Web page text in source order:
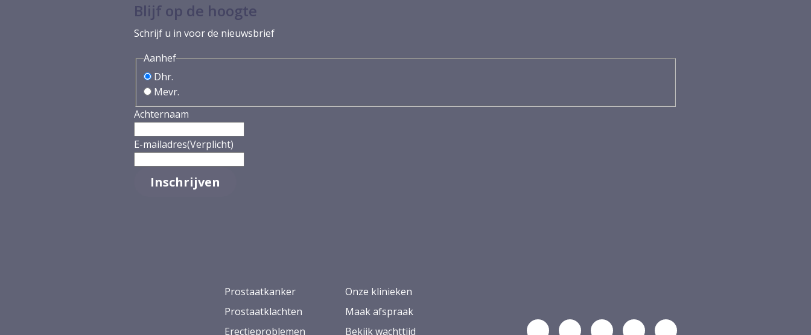
Blijf op de hoogte
Schrijf u in voor de nieuwsbrief
Aanhef
Dhr.
Mevr.
Achternaam
E-mailadres(Verplicht)
Prostaatkanker
Prostaatklachten
Erectieproblemen
Onze klinieken
Maak afspraak
Bekijk wachttijd